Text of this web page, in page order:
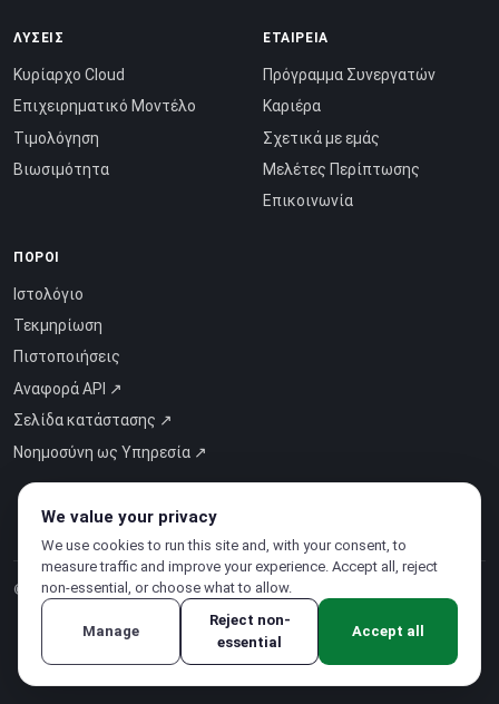
ΛΎΣΕΙΣ
Κυρίαρχο Cloud
Επιχειρηματικό Μοντέλο
Τιμολόγηση
Βιωσιμότητα
ΕΤΑΙΡΕΊΑ
Πρόγραμμα Συνεργατών
Καριέρα
Σχετικά με εμάς
Μελέτες Περίπτωσης
Επικοινωνία
ΠΌΡΟΙ
Ιστολόγιο
Τεκμηρίωση
Πιστοποιήσεις
Αναφορά API ↗
Σελίδα κατάστασης ↗
Νοημοσύνη ως Υπηρεσία ↗
© 2026 CloudSigma Holding AG.Όλα τα δικαιώματα διατηρούνται
Πολιτική Απορρήτου·
We value your privacy
We use cookies to run this site and, with your consent, to
measure traffic and improve your experience. Accept all, reject
non-essential, or choose what to allow.
Manage
Reject non-
essential
Accept all